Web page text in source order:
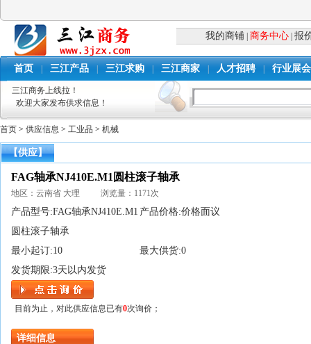
我的商铺| 商务中心| 报
首页 三江产品 三江求购 三江商家 人才招聘 行业展会
三江商务上线拉！
欢迎大家发布供求信息！
首页 > 供应信息 > 工业品 > 机械
【供应】
FAG轴承NJ410E.M1圆柱滚子轴承
地区：云南省 大理 浏览量：1171次
产品型号:FAG轴承NJ410E.M1
圆柱滚子轴承
产品价格:价格面议
最小起订:10 最大供货:0
发货期限:3天以内发货
目前为止，对此供应信息已有0次询价；
详细信息